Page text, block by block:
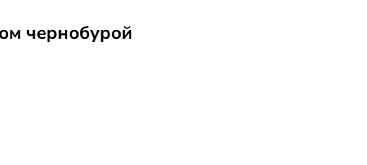
чернобурой